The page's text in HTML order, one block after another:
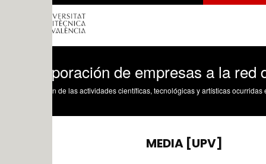
de empresas a la red de
de las actividades científicas, tecnológicas y artísticas ocurridas en los tres